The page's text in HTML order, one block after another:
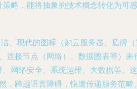
略，能将抽象的技术概念转化为可感
、现代的图标（如云服务器、盾牌
连接节点（网络）、数据图表等）来
网络安全、系统运维、大数据等。这
，跨越语言障碍，快速传递服务范畴